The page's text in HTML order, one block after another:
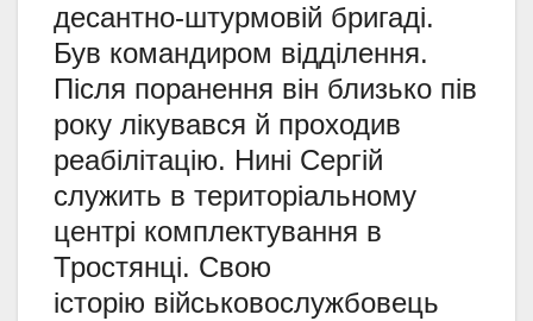
десантно-штурмовій бригаді.
Був командиром відділення.
Після поранення він близько пів
року лікувався й проходив
реабілітацію. Нині Сергій
служить в територіальному
центрі комплектування в
Тростянці. Свою
історію військовослужбовець